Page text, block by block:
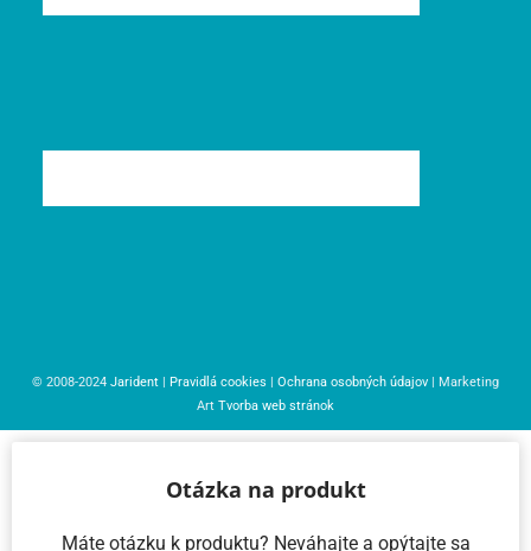
© 2008-2024 Jarident | Pravidlá cookies | Ochrana osobných údajov | Marketing
Art Tvorba web stránok
Otázka na produkt
Máte otázku k produktu? Neváhajte a opýtajte sa